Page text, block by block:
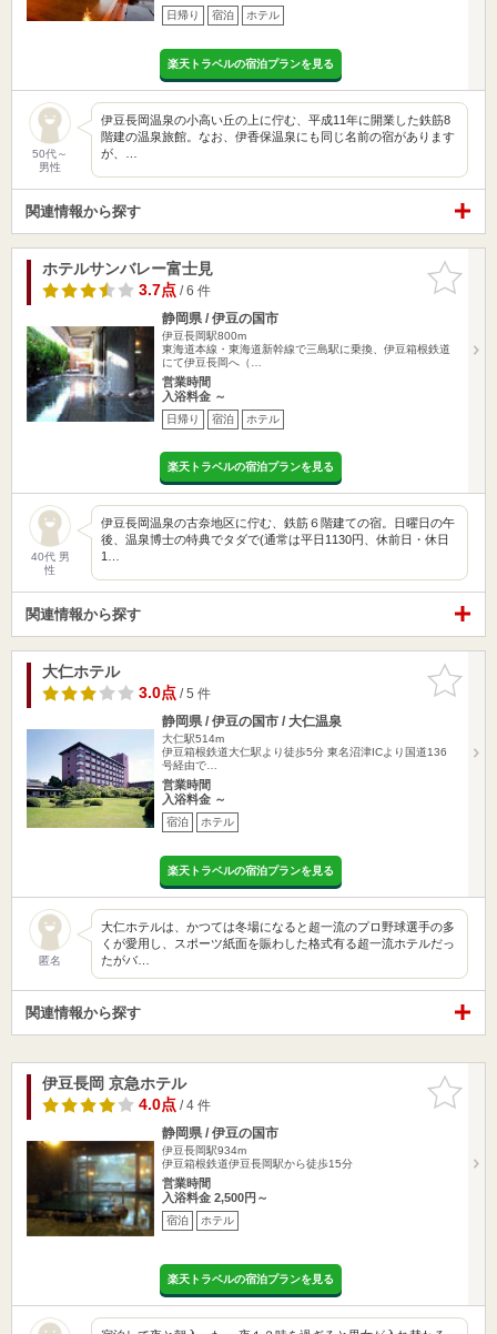
日帰り 宿泊 ホテル
楽天トラベルの宿泊プランを見る
50代～
男性
伊豆長岡温泉の小高い丘の上に佇む、平成11年に開業した鉄筋8
階建の温泉旅館。なお、伊香保温泉にも同じ名前の宿があります
が、…
関連情報から探す
お気に入
りに追加
ホテルサンバレー富士見
3.7点/ 6 件
静岡県 / 伊豆の国市
伊豆長岡駅800m
東海道本線・東海道新幹線で三島駅に乗換、伊豆箱根鉄道
にて伊豆長岡へ（…
営業時間
入浴料金 ～
日帰り 宿泊 ホテル
楽天トラベルの宿泊プランを見る
40代 男
性
伊豆長岡温泉の古奈地区に佇む、鉄筋６階建ての宿。日曜日の午
後、温泉博士の特典でタダで(通常は平日1130円、休前日・休日
1…
関連情報から探す
お気に入
りに追加
大仁ホテル
3.0点/ 5 件
静岡県 / 伊豆の国市 / 大仁温泉
大仁駅514m
伊豆箱根鉄道大仁駅より徒歩5分 東名沼津ICより国道136
号経由で…
営業時間
入浴料金 ～
宿泊 ホテル
楽天トラベルの宿泊プランを見る
匿名
大仁ホテルは、かつては冬場になると超一流のプロ野球選手の多
くが愛用し、スポーツ紙面を賑わした格式有る超一流ホテルだっ
たがバ…
関連情報から探す
お気に入
りに追加
伊豆長岡 京急ホテル
4.0点/ 4 件
静岡県 / 伊豆の国市
伊豆長岡駅934m
伊豆箱根鉄道伊豆長岡駅から徒歩15分
営業時間
入浴料金 2,500円～
宿泊 ホテル
楽天トラベルの宿泊プランを見る